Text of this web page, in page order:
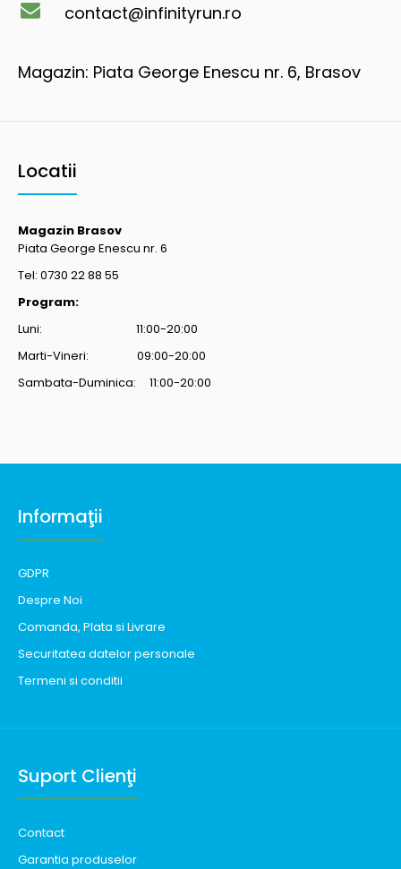
contact@infinityrun.ro
Magazin: Piata George Enescu nr. 6, Brasov
Locatii
Magazin Brasov
Piata George Enescu nr. 6
Tel: 0730 22 88 55
Program:
Luni: 11:00-20:00
Marti-Vineri: 09:00-20:00
Sambata-Duminica: 11:00-20:00
Informaţii
GDPR
Despre Noi
Comanda, Plata si Livrare
Securitatea datelor personale
Termeni si conditii
Suport Clienţi
Contact
Garantia produselor